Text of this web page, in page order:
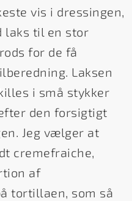
vis i dressingen,
laks til en stor
for de få
Laksen
i små stykker
den forsigtigt
Jeg vælger at
cremefraiche,
af
tortillaen, som så